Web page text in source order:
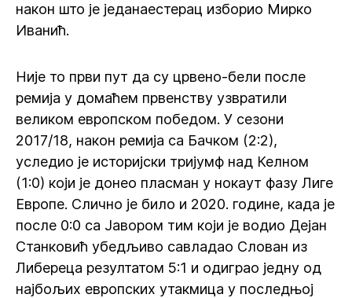
након што је једанаестерац изборио Мирко
Иванић.
Није то први пут да су црвено-бели после
ремија у домаћем првенству узвратили
великом европском победом. У сезони
2017/18, након ремија са Бачком (2:2),
уследио је историјски тријумф над Келном
(1:0) који је донео пласман у нокаут фазу Лиге
Европе. Слично је било и 2020. године, када је
после 0:0 са Јавором тим који је водио Дејан
Станковић убедљиво савладао Слован из
Либереца резултатом 5:1 и одиграо једну од
најбољих европских утакмица у последњој